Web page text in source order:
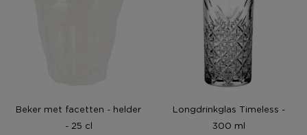
Beker met facetten - helder
- 25 cl
Longdrinkglas Timeless -
300 ml